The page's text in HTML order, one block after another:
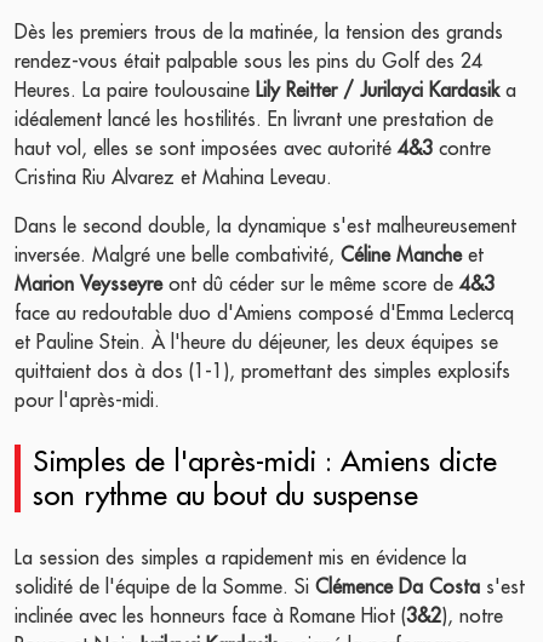
Dès les premiers trous de la matinée, la tension des grands
rendez-vous était palpable sous les pins du Golf des 24
Heures. La paire toulousaine Lily Reitter / Jurilayci Kardasika
idéalement lancé les hostilités. En livrant une prestation de
haut vol, elles se sont imposées avec autorité4&3 contre
Cristina Riu Alvarez et Mahina Leveau.
Dans le second double, la dynamique s'est malheureusement
inversée. Malgré une belle combativité, Céline Mancheet
Marion Veysseyreont dû céder sur le même score de4&3
face au redoutable duo d'Amiens composé d'Emma Leclercq
et Pauline Stein. À l'heure du déjeuner, les deux équipes se
quittaient dos à dos (1-1), promettant des simples explosifs
pour l'après-midi.
Simples de l'après-midi : Amiens dicte
son rythme au bout du suspense
La session des simples a rapidement mis en évidence la
solidité de l'équipe de la Somme. Si Clémence Da Costa s'est
inclinée avec les honneurs face à Romane Hiot (3&2), notre